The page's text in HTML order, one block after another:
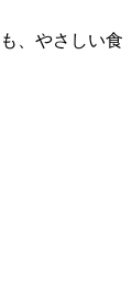
、やさしい食